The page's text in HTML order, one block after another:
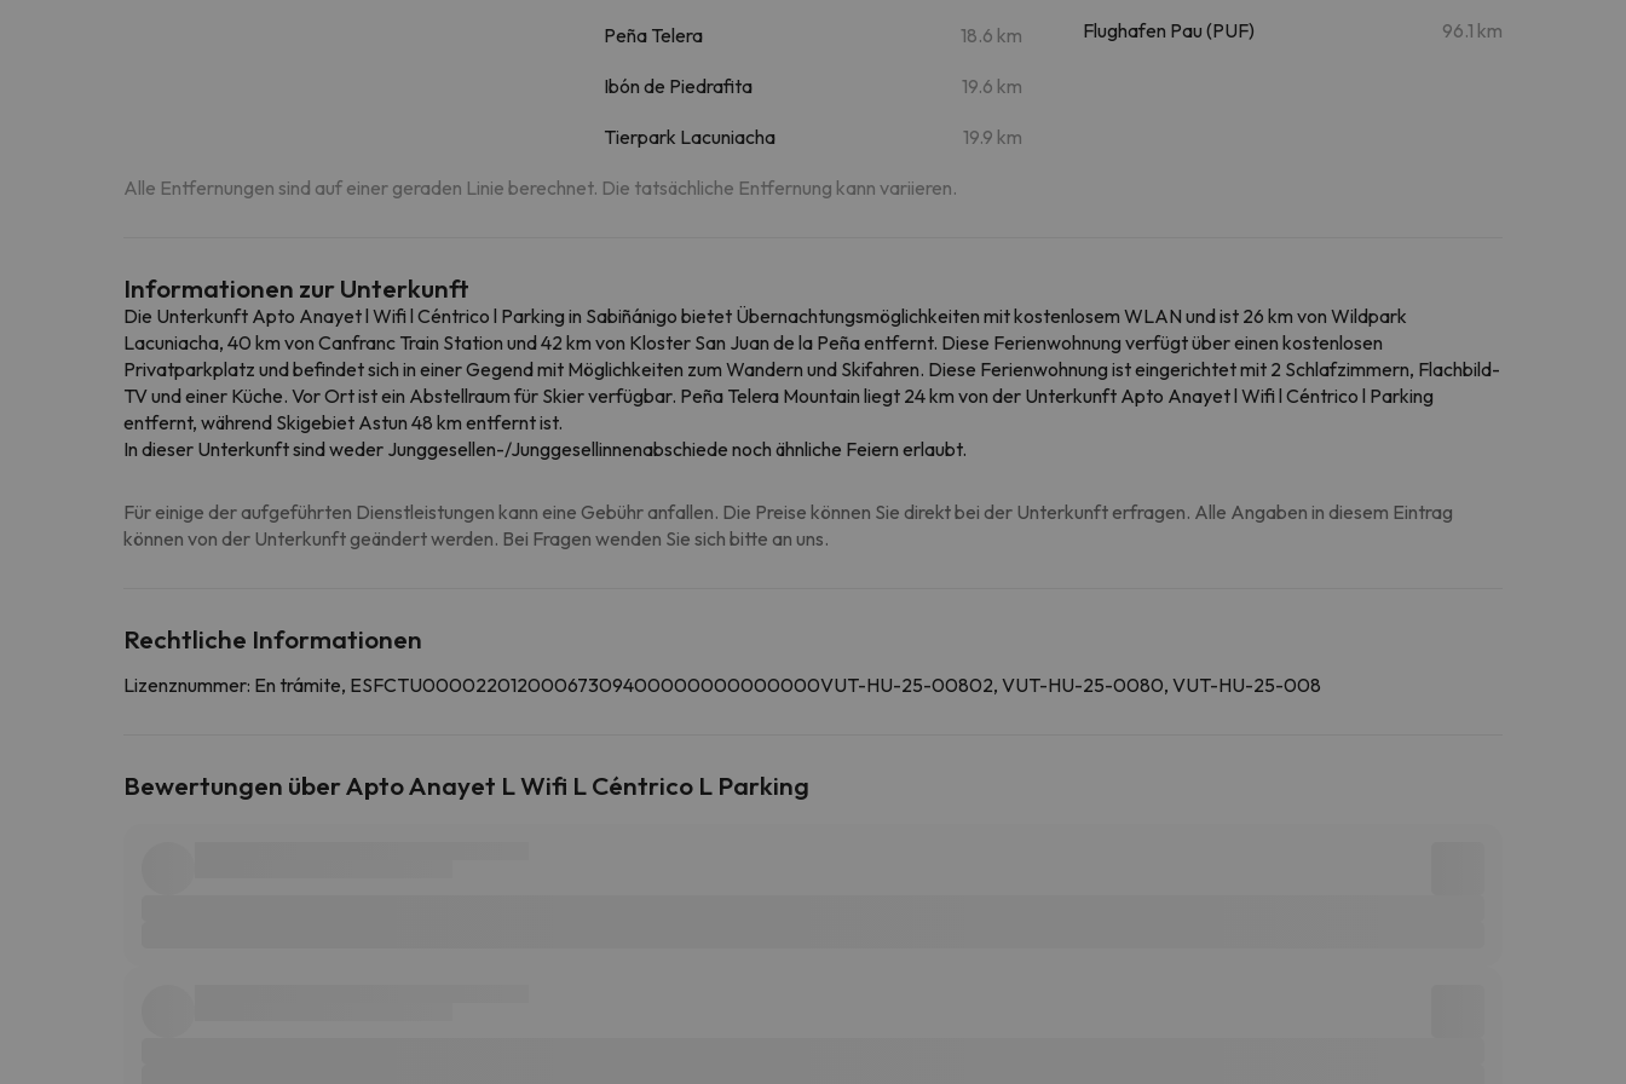
Peña Telera 18.6 km
Ibón de Piedrafita 19.6 km
Tierpark Lacuniacha 19.9 km
Flughafen Pau (PUF) 96.1 km
Alle Entfernungen sind auf einer geraden Linie berechnet. Die tatsächliche Entfernung kann variieren.
Informationen zur Unterkunft
Die Unterkunft Apto Anayet l Wifi l Céntrico l Parking in Sabiñánigo bietet Übernachtungsmöglichkeiten mit kostenlosem WLAN und ist 26 km von Wildpark
Lacuniacha, 40 km von Canfranc Train Station und 42 km von Kloster San Juan de la Peña entfernt. Diese Ferienwohnung verfügt über einen kostenlosen
Privatparkplatz und befindet sich in einer Gegend mit Möglichkeiten zum Wandern und Skifahren. Diese Ferienwohnung ist eingerichtet mit 2 Schlafzimmern, Flachbild-
TV und einer Küche. Vor Ort ist ein Abstellraum für Skier verfügbar. Peña Telera Mountain liegt 24 km von der Unterkunft Apto Anayet l Wifi l Céntrico l Parking
entfernt, während Skigebiet Astun 48 km entfernt ist.
In dieser Unterkunft sind weder Junggesellen-/Junggesellinnenabschiede noch ähnliche Feiern erlaubt.
Für einige der aufgeführten Dienstleistungen kann eine Gebühr anfallen. Die Preise können Sie direkt bei der Unterkunft erfragen. Alle Angaben in diesem Eintrag
können von der Unterkunft geändert werden. Bei Fragen wenden Sie sich bitte an uns.
Rechtliche Informationen
Lizenznummer: En trámite, ESFCTU00002201200067309400000000000000VUT-HU-25-00802, VUT-HU-25-0080, VUT-HU-25-008
Bewertungen über Apto Anayet L Wifi L Céntrico L Parking